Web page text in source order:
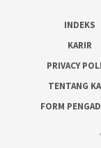
INDEKS
KARIR
PRIVACY
TENTANG
FORM